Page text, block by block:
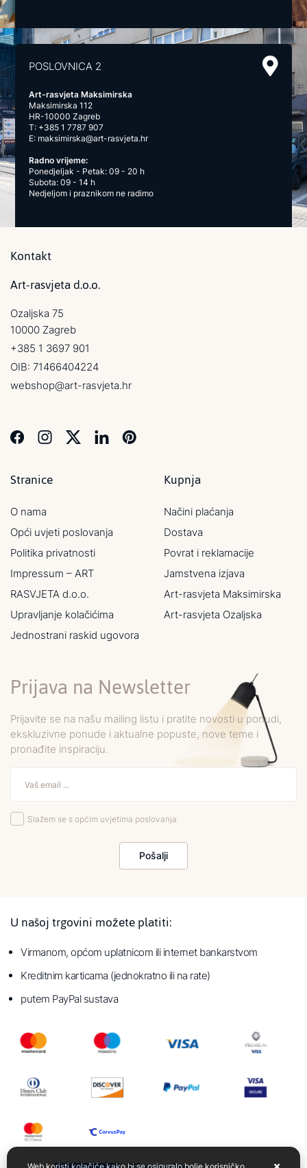
POSLOVNICA 2
Art-rasvjeta Maksimirska
Maksimirska 112
HR-10000 Zagreb
T: +385 1 7787 907
E: maksimirska@art-rasvjeta.hr
Radno vrijeme:
Ponedjeljak - Petak: 09 - 20 h
Subota: 09 - 14 h
Nedjeljom i praznikom ne radimo
Kontakt
Art-rasvjeta d.o.o.
Ozaljska 75
10000 Zagreb
+385 1 3697 901
OIB: 71466404224
webshop@art-rasvjeta.hr
Stranice
O nama
Opći uvjeti poslovanja
Politika privatnosti
Impressum – ART
RASVJETA d.o.o.
Upravljanje kolačićima
Jednostrani raskid ugovora
Kupnja
Načini plaćanja
Dostava
Povrat i reklamacije
Jamstvena izjava
Art-rasvjeta Maksimirska
Art-rasvjeta Ozaljska
Prijava na Newsletter
Prijavite se na našu mailing listu i pratite novosti u ponudi,
ekskluzivne ponude i aktualne popuste, nove teme i
pronađite inspiraciju.
Slažem se s općim uvjetima poslovanja
Pošalji
U našoj trgovini možete platiti:
Virmanom, općom uplatnicom ili internet bankarstvom
Kreditnim karticama (jednokratno ili na rate)
putem PayPal sustava